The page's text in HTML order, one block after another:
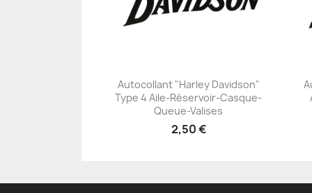
+23
Autocollant "Harley Davidson"
Type 4 Aile-Réservoir-Casque-
Queue-Valises
2,50 €